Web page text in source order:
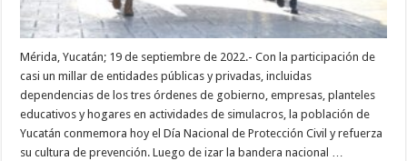
Mérida, Yucatán; 19 de septiembre de 2022.- Con la participación de
casi un millar de entidades públicas y privadas, incluidas
dependencias de los tres órdenes de gobierno, empresas, planteles
educativos y hogares en actividades de simulacros, la población de
Yucatán conmemora hoy el Día Nacional de Protección Civil y refuerza
su cultura de prevención. Luego de izar la bandera nacional …